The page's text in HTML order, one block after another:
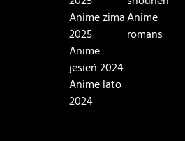
Anime zima
2025
Anime
jesień 2024
Anime lato
2024
Anime
romans